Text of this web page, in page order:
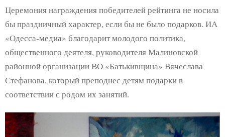
Церемония награждения победителей рейтинга не носила
бы праздничный характер, если бы не было подарков. ИА
«Одесса-медиа» благодарит молодого политика,
общественного деятеля, руководителя Малиновской
районной организации ВО «Батькивщина» Вячеслава
Стефанова, который преподнес детям подарки в
соответствии с родом их занятий.